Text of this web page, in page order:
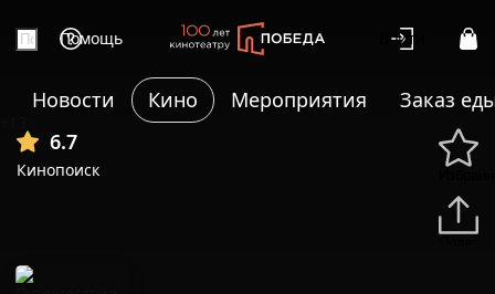
Помощь Войти
Новости Кино Мероприятия
Заказ
6.7
Кинопоиск